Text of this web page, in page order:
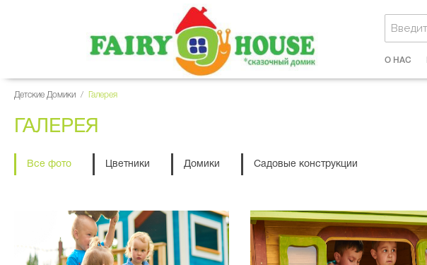
О НАС
Детские Домики / Галерея
ГАЛЕРЕЯ
Все фото Цветники Домики Садовые конструкции